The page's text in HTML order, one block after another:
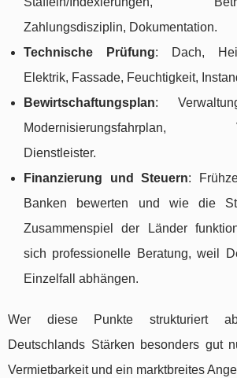
Zahlungsdisziplin, Dokumentation.
Technische Prüfung: Dach,
Elektrik, Fassade, Feuchtigkeit,
Bewirtschaftungsplan:
Modernisierungsfahrplan,
Dienstleister.
Finanzierung und Steuern:
Banken bewerten und wie die
Zusammenspiel der Länder
sich professionelle Beratung, weil
Einzelfall abhängen.
Wer diese Punkte strukturiert
Deutschlands Stärken besonders gut
Vermietbarkeit und ein marktbreites